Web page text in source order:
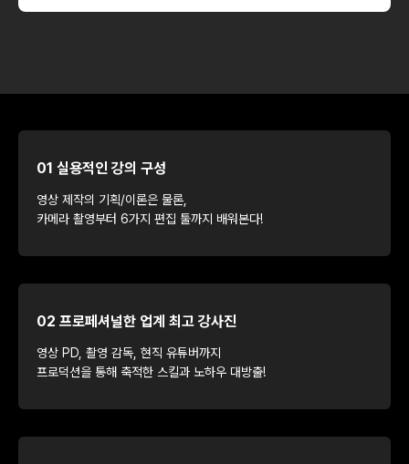
01 실용적인 강의 구성
영상 제작의 기획/이론은 물론,
카메라 촬영부터 6가지 편집 툴까지 배워본다!
02 프로페셔널한 업계 최고 강사진
영상 PD, 촬영 감독, 현직 유튜버까지
프로덕션을 통해 축적한 스킬과 노하우 대방출!